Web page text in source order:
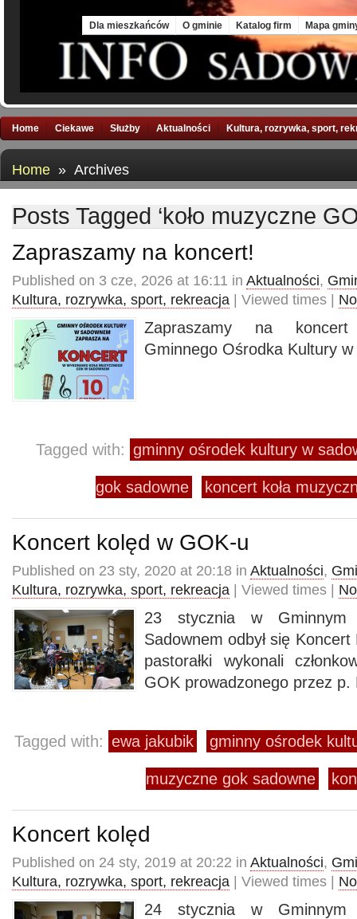
Dla mieszkańców O gminie Katalog firm Mapa
Home Ciekawe Służby Aktualności Kultura, rozrywka, sport,
Home » Archives
Posts Tagged ‘koło muzyczne
Zapraszamy na koncert!
Published on 3 cze, 2026 at 16:11 in Aktualności,
Kultura, rozrywka, sport, rekreacja | Viewed times |
Zapraszamy na koncert
Gminnego Ośrodka Kultury
Tagged with: gminny ośrodek kultury w
gok sadowne koncert koła
Koncert kolęd w GOK-u
Published on 23 sty, 2020 at 20:18 in Aktualności,
Kultura, rozrywka, sport, rekreacja | Viewed times |
23 stycznia w
Sadownem odbył się
pastorałki wykonali
GOK prowadzonego przez p.
Tagged with: ewa jakubik gminny ośrodek
muzyczne gok sadowne
Koncert kolęd
Published on 24 sty, 2019 at 20:22 in Aktualności,
Kultura, rozrywka, sport, rekreacja | Viewed times |
24 stycznia w